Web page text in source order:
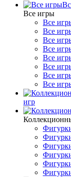
Все игры
Все
Все
Все
Все
Все
Все
Все
Все
игр